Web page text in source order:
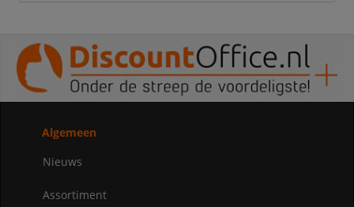
Algemeen
Nieuws
Assortiment